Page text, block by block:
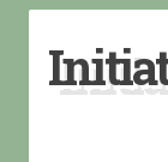
content